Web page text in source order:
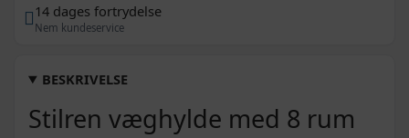
14 dages fortrydelse
Nem kundeservice
BESKRIVELSE
Stilren væghylde med 8 rum